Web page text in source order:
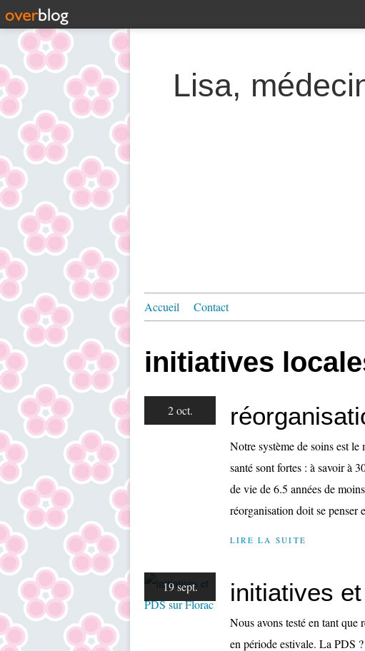
Lisa,
Accueil Contact
initiatives
2 oct.
Notre système de soins est
santé sont fortes : à savoir à
de vie de 6.5 années de
réorganisation doit se penser
LIRE LA SUITE
19 sept. initiatives
Nous avons testé en tant que
en période estivale. La PDS